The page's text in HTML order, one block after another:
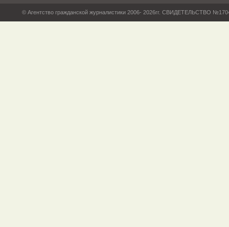
© Агентство гражданской журналистики 2006- 2026гг. СВИДЕТЕЛЬСТВО